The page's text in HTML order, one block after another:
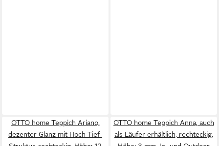
OTTO home Teppich Ariano,
dezenter Glanz mit Hoch-Tief-
OTTO home Teppich Anna, auch
als Läufer erhältlich, rechteckig,